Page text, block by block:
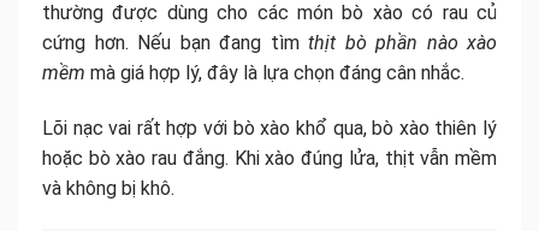
thường được dùng cho các món bò xào có rau củ
cứng hơn. Nếu bạn đang tìm thịt bò phần nào xào
mềm mà giá hợp lý, đây là lựa chọn đáng cân nhắc.
Lõi nạc vai rất hợp với bò xào khổ qua, bò xào thiên lý
hoặc bò xào rau đắng. Khi xào đúng lửa, thịt vẫn mềm
và không bị khô.